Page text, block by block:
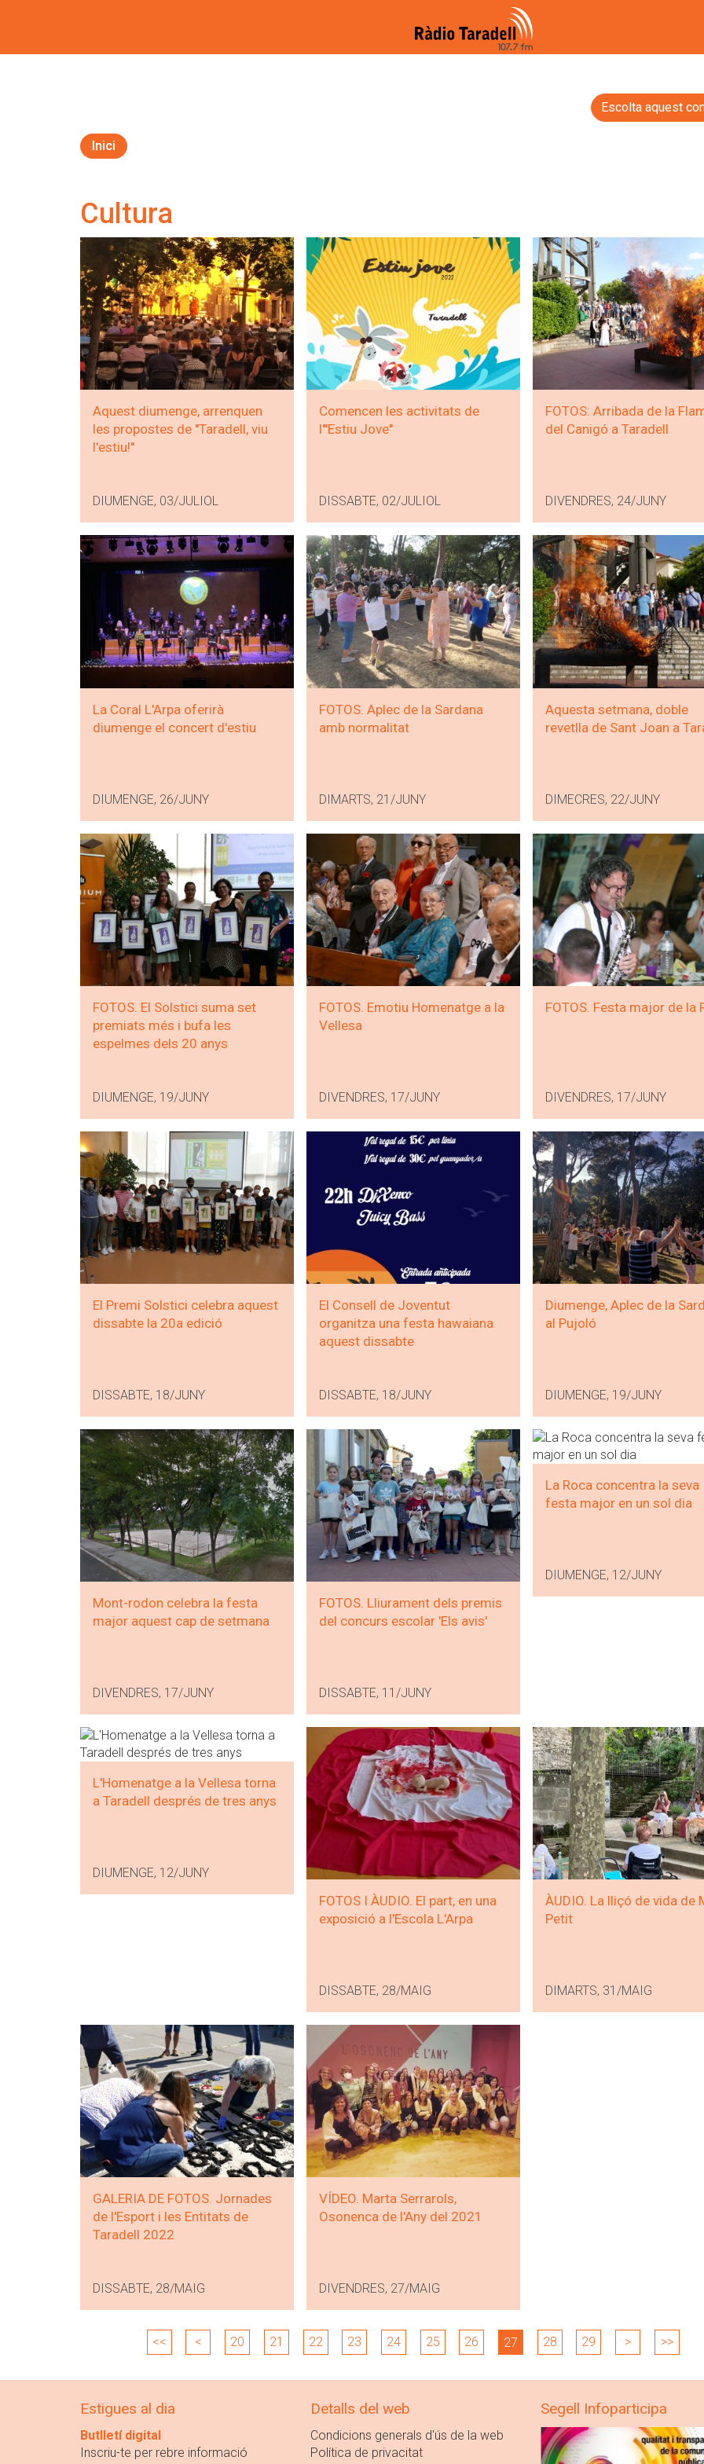
Escolta aquest
Inici
Cultura
Aquest diumenge, arrenquen
les propostes de ''Taradell, viu
l'estiu!''
DIUMENGE, 03/JULIOL
Comencen les activitats de
l'''Estiu Jove''
DISSABTE, 02/JULIOL
FOTOS: Arribada de la
del Canigó a Taradell
DIVENDRES, 24/JUNY
La Coral L'Arpa oferirà
diumenge el concert d'estiu
DIUMENGE, 26/JUNY
FOTOS. Aplec de la Sardana
amb normalitat
DIMARTS, 21/JUNY
Aquesta setmana, doble
revetlla de Sant Joan a
DIMECRES, 22/JUNY
FOTOS. El Solstici suma set
premiats més i bufa les
espelmes dels 20 anys
DIUMENGE, 19/JUNY
FOTOS. Emotiu Homenatge a la
Vellesa
DIVENDRES, 17/JUNY
FOTOS. Festa major de la
DIVENDRES, 17/JUNY
El Premi Solstici celebra aquest
dissabte la 20a edició
DISSABTE, 18/JUNY
El Consell de Joventut
organitza una festa hawaiana
aquest dissabte
DISSABTE, 18/JUNY
Diumenge, Aplec de la
al Pujoló
DIUMENGE, 19/JUNY
Mont-rodon celebra la festa
major aquest cap de setmana
DIVENDRES, 17/JUNY
FOTOS. Lliurament dels premis
del concurs escolar 'Els avis'
DISSABTE, 11/JUNY
La Roca concentra la seva
festa major en un sol dia
DIUMENGE, 12/JUNY
L'Homenatge a la Vellesa torna
a Taradell després de tres anys
DIUMENGE, 12/JUNY
FOTOS I ÀUDIO. El part, en una
exposició a l'Escola L'Arpa
DISSABTE, 28/MAIG
ÀUDIO. La lliçó de vida de
Petit
DIMARTS, 31/MAIG
GALERIA DE FOTOS. Jornades
de l'Esport i les Entitats de
Taradell 2022
DISSABTE, 28/MAIG
VÍDEO. Marta Serrarols,
Osonenca de l'Any del 2021
DIVENDRES, 27/MAIG
<< < 20 21 22 23 24 25 26 27 28 29 > >>
Estigues al dia
Butlletí digital
Inscriu-te per rebre informació
Detalls del web
Condicions generals d'ús de la web
Política de privacitat
Segell Infoparticipa